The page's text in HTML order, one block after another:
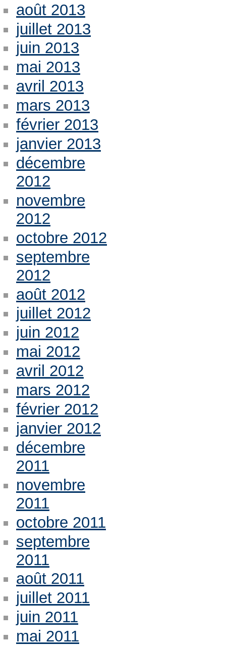
août 2013
juillet 2013
juin 2013
mai 2013
avril 2013
mars 2013
février 2013
janvier 2013
décembre
2012
novembre
2012
octobre 2012
septembre
2012
août 2012
juillet 2012
juin 2012
mai 2012
avril 2012
mars 2012
février 2012
janvier 2012
décembre
2011
novembre
2011
octobre 2011
septembre
2011
août 2011
juillet 2011
juin 2011
mai 2011